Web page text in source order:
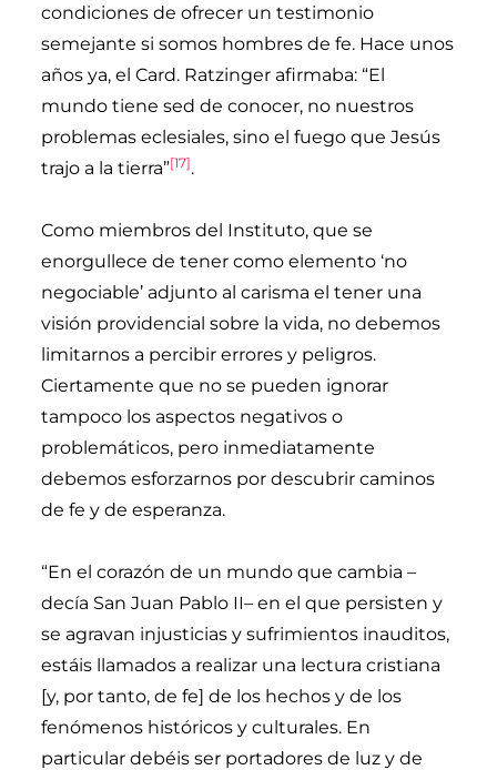
condiciones de ofrecer un testimonio
semejante si somos hombres de fe. Hace unos
años ya, el Card. Ratzinger afirmaba: “El
mundo tiene sed de conocer, no nuestros
problemas eclesiales, sino el fuego que Jesús
trajo a la tierra”[17].
Como miembros del Instituto, que se
enorgullece de tener como elemento ‘no
negociable’ adjunto al carisma el tener una
visión providencial sobre la vida, no debemos
limitarnos a percibir errores y peligros.
Ciertamente que no se pueden ignorar
tampoco los aspectos negativos o
problemáticos, pero inmediatamente
debemos esforzarnos por descubrir caminos
de fe y de esperanza.
“En el corazón de un mundo que cambia –
decía San Juan Pablo II– en el que persisten y
se agravan injusticias y sufrimientos inauditos,
estáis llamados a realizar una lectura cristiana
[y, por tanto, de fe] de los hechos y de los
fenómenos históricos y culturales. En
particular debéis ser portadores de luz y de